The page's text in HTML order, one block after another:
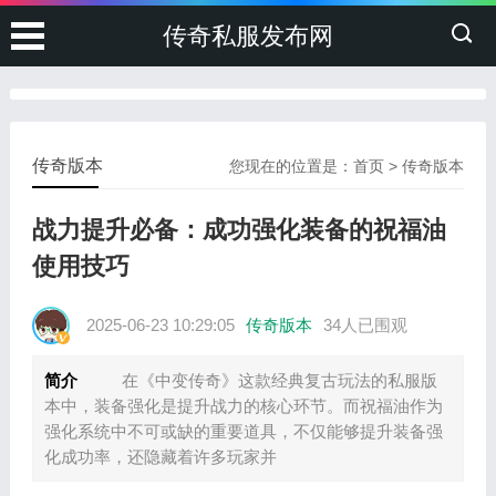
传奇私服发布网
您现在的位置是：首页 >传奇版本
传奇版本
战力提升必备：成功强化装备的祝福油
使用技巧
2025-06-23 10:29:05 传奇版本 34人已围观
简介
在《中变传奇》这款经典复古玩法的私服版
本中，装备强化是提升战力的核心环节。而祝福油作为
强化系统中不可或缺的重要道具，不仅能够提升装备强
化成功率，还隐藏着许多玩家并